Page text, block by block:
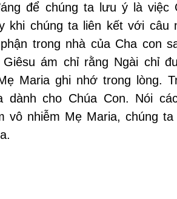
để chúng ta lưu ý là
khi chúng ta liên kết với câu
trong nhà của Cha con
ám chỉ rằng Ngài chỉ
Maria ghi nhớ trong lòng.
dành cho Chúa Con. Nói
vô nhiễm Mẹ Maria, chúng